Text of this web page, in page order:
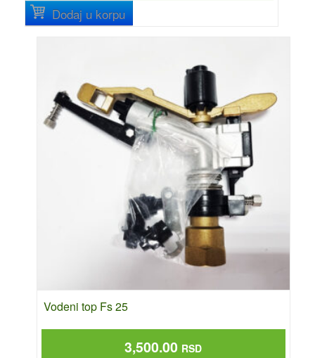
Dodaj u korpu
Vodeni top Fs 25
3,500.00 RSD